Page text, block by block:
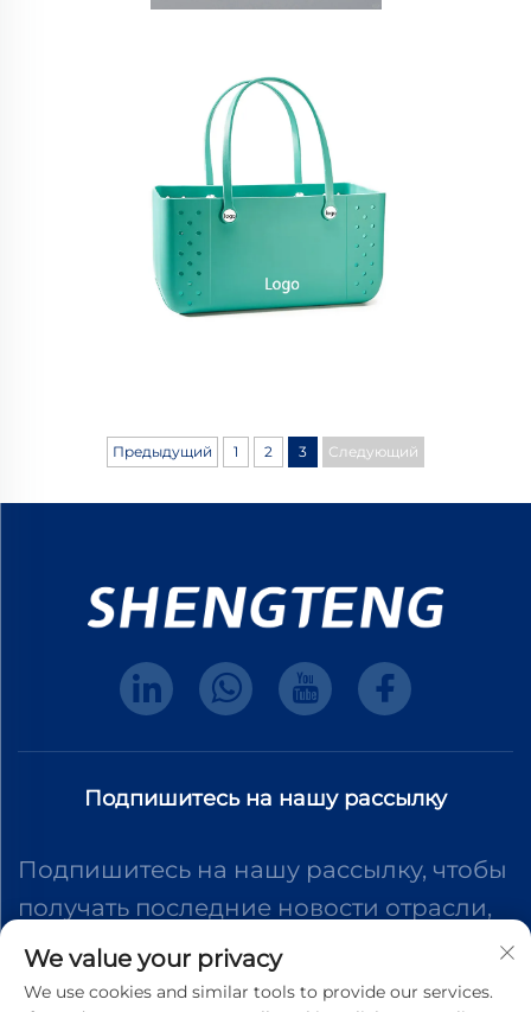
Предыдущий 1 2 3 Следующий
Подпишитесь на нашу рассылку
Подпишитесь на нашу рассылку, чтобы
получать последние новости отрасли,
обновления и идеи от нашей команды.
We value your privacy
We use cookies and similar tools to provide our services.